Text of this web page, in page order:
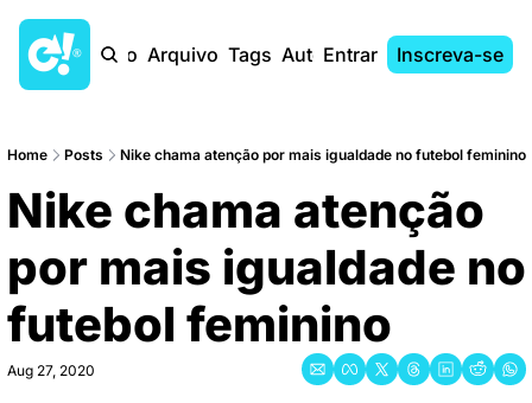
Início Arquivo Tags AutoresEntrar Inscreva-se
Home Posts Nike chama atenção por mais igualdade no futebol feminino
Nike chama atenção
por mais igualdade no
futebol feminino
Aug 27, 2020